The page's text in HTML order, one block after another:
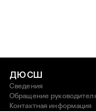
ДЮСШ
Сведения
Обращение
Контактная информация